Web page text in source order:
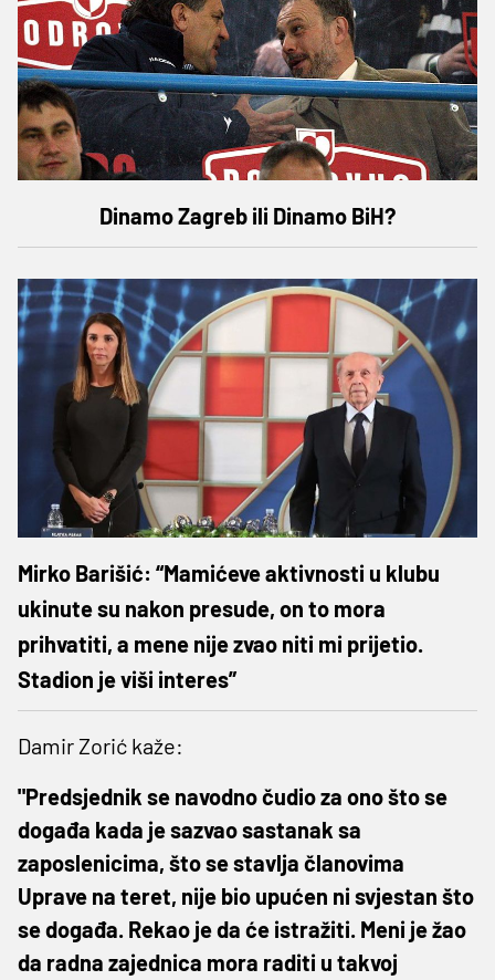
Dinamo Zagreb ili Dinamo BiH?
Mirko Barišić: “Mamićeve aktivnosti u klubu
ukinute su nakon presude, on to mora
prihvatiti, a mene nije zvao niti mi prijetio.
Stadion je viši interes”
Damir Zorić kaže:
"Predsjednik se navodno čudio za ono što se
događa kada je sazvao sastanak sa
zaposlenicima, što se stavlja članovima
Uprave na teret, nije bio upućen ni svjestan što
se događa. Rekao je da će istražiti. Meni je žao
da radna zajednica mora raditi u takvoj